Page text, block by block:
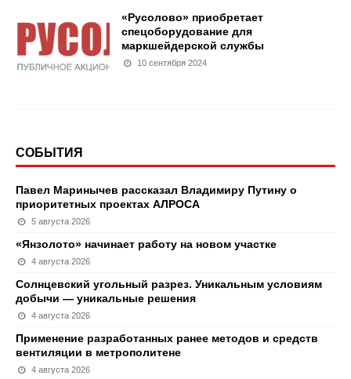
«Русолово» приобретает
спецоборудование для
маркшейдерской службы
10 сентября 2024
СОБЫТИЯ
Павел Маринычев рассказал Владимиру Путину о
приоритетных проектах АЛРОСА
5 августа 2026
«Янзолото» начинает работу на новом участке
4 августа 2026
Солнцевский угольный разрез. Уникальным условиям
добычи — уникальные решения
4 августа 2026
Применение разработанных ранее методов и средств
вентиляции в метрополитене
4 августа 2026